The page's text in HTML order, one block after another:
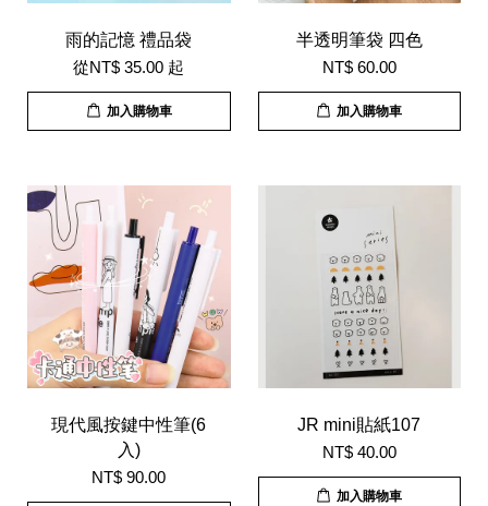
雨的記憶 禮品袋
從NT$ 35.00 起
加入購物車
半透明筆袋 四色
NT$ 60.00
加入購物車
現代風按鍵中性筆(6
入)
NT$ 90.00
JR mini貼紙107
NT$ 40.00
加入購物車